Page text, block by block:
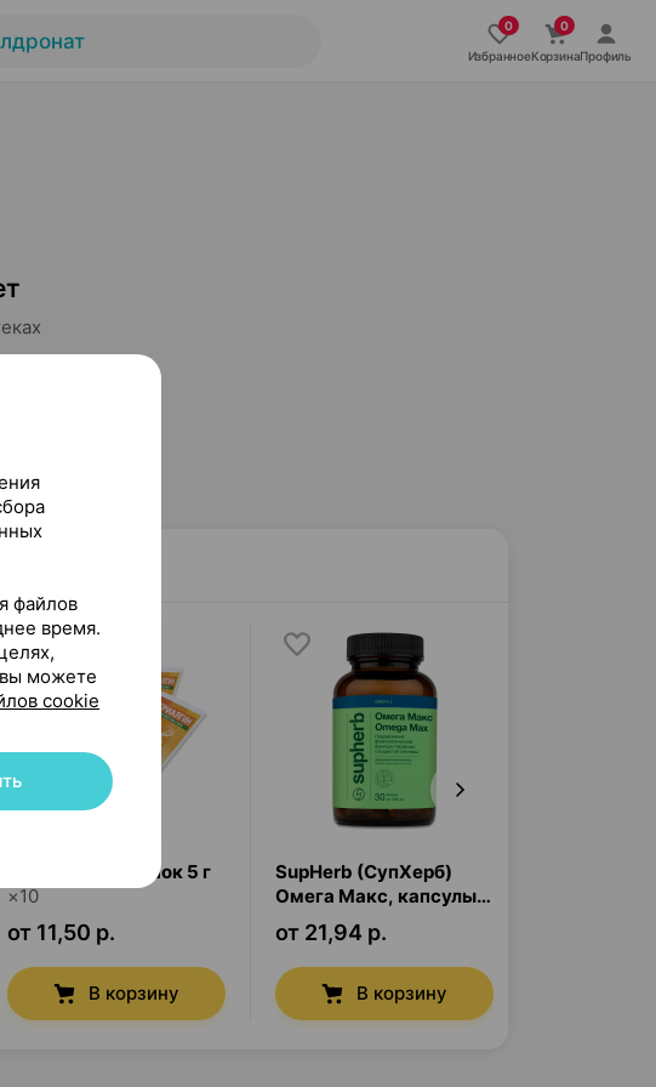
ИзбранноеКорзинаПрофиль
порошок 5 г
×10
от 11,50 р.
В корзину
SupHerb (СупХерб)
Омега Макс, капсулы
30
от 21,94 р.
В корзину
файлов
время.
вы можете
cookie